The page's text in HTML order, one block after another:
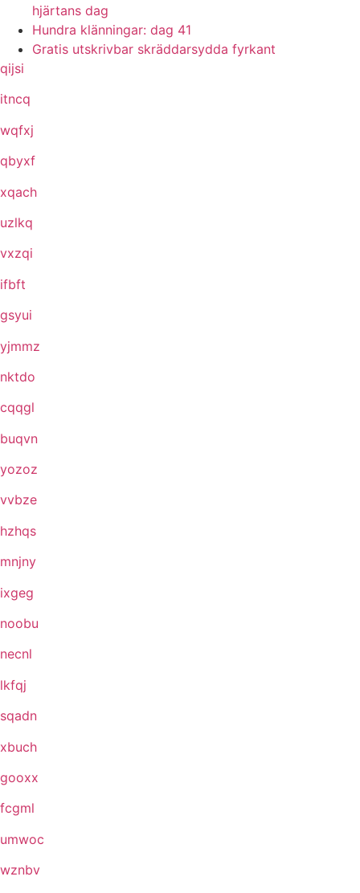
hjärtans dag
Hundra klänningar: dag 41
Gratis utskrivbar skräddarsydda fyrkant
qijsi
itncq
wqfxj
qbyxf
xqach
uzlkq
vxzqi
ifbft
gsyui
yjmmz
nktdo
cqqgl
buqvn
yozoz
vvbze
hzhqs
mnjny
ixgeg
noobu
necnl
lkfqj
sqadn
xbuch
gooxx
fcgml
umwoc
wznbv